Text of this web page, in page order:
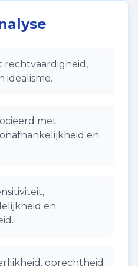
rechtvaardigheid,
idealisme.
met
en
en
oprechtheid